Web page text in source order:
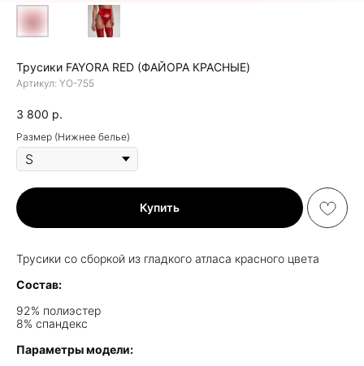
Трусики FAYORA RED (ФАЙОРА КРАСНЫЕ)
Артикул: YO-755
3 800 р.
Размер (Нижнее белье)
Купить
Трусики со сборкой из гладкого атласа красного цвета
Состав:
92% полиэстер
8% спандекс
Параметры модели: